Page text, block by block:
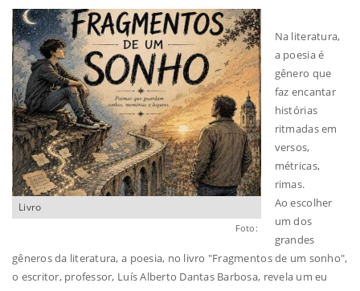
Livro
Foto:
Na literatura,
a poesia é
gênero que
faz encantar
histórias
ritmadas em
versos,
métricas,
rimas.
Ao escolher
um dos
grandes
gêneros da literatura, a poesia, no livro "Fragmentos de um sonho",
o escritor, professor, Luís Alberto Dantas Barbosa, revela um eu